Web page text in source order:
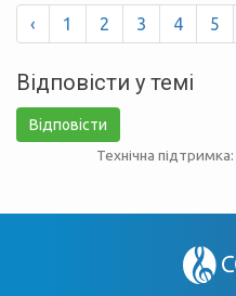
‹ 1 2 3 4 5
Відповісти у темі
Відповісти
Технічна підтримка: